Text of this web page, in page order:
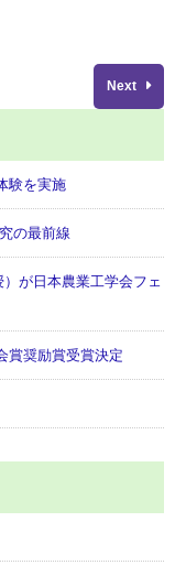
Next
験を実施
の最前線
が日本農業工学会フェ
賞奨励賞受賞決定